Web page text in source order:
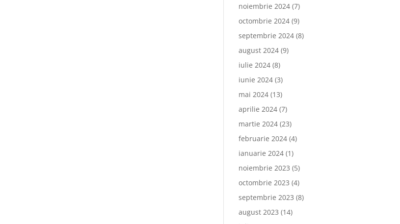
noiembrie 2024 (7)
octombrie 2024 (9)
septembrie 2024 (8)
august 2024 (9)
iulie 2024 (8)
iunie 2024 (3)
mai 2024 (13)
aprilie 2024 (7)
martie 2024 (23)
februarie 2024 (4)
ianuarie 2024 (1)
noiembrie 2023 (5)
octombrie 2023 (4)
septembrie 2023 (8)
august 2023 (14)